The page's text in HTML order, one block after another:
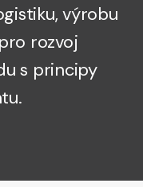
výrobu
rozvoj
s principy